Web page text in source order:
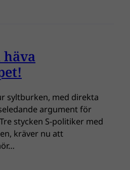
syltburken, med direkta
argument för
stycken S-politiker med
kräver nu att